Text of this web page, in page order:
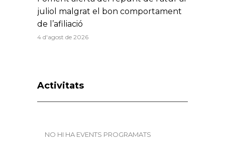
juliol malgrat el bon comportament
de l’afiliació
4 d'agost de 2026
Activitats
NO HI HA EVENTS PROGRAMATS